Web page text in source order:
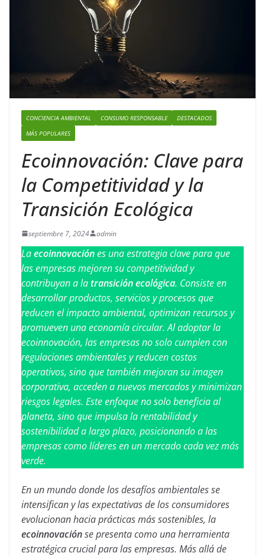
CONCIENCIA AMBIENTAL CONSUMO RESPONSABLE
DESTACADOS
MÁS POPULARES
Ecoinnovación: Clave para
la Competitividad y la
Transición Ecológica
septiembre 7, 2024 admin
Laecoinnovaciónes una estrategia clave para que
las empresas mejoren su competitividad y
contribuyan a la transición ecológica. Consiste en
desarrollar productos, servicios y procesos que
reducen el impacto ambiental, optimizan recursos y
promueven una economía circular. Al adoptar la
ecoinnovación, las empresas no solo cumplen con
regulaciones ambientales y reducen costos
operativos, sino que también mejoran su imagen
corporativa, acceden a nuevos mercados y minimizan
riesgos legales. Este enfoque no solo beneficia al
planeta, sino que impulsa la rentabilidad y
sostenibilidad a largo plazo, posicionando a las
empresas como líderes en un mercado cada vez más
verde.
En un mundo donde los desafíos ambientales se
intensifican y las expectativas de los consumidores
evolucionan hacia prácticas más sostenibles, la
ecoinnovaciónse presenta como una herramienta
estratégica crucial para las empresas. Más allá de